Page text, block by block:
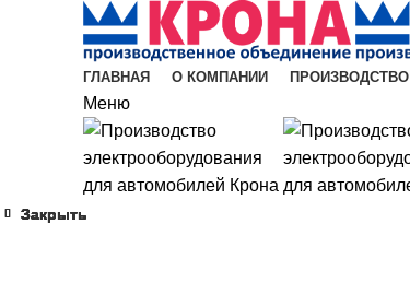
ГЛАВНАЯ О КОМПАНИИ ПРОИЗВОДСТВО
Меню
Закрыть
Закрыть
Закрыть
Закрыть
Закрыть
Закрыть
Закрыть
Закрыть